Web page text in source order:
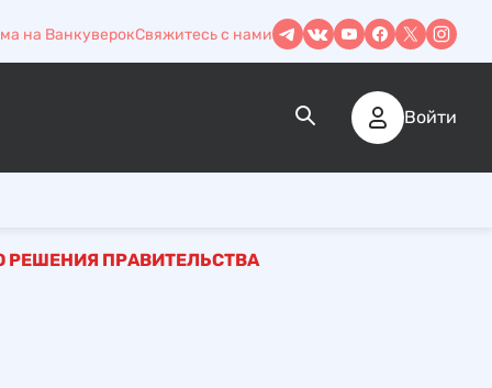
на ВанкуверокСвяжитесь с нами
Войти
ПРАВИТЕЛЬСТВА